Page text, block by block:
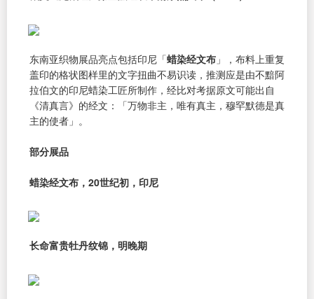
东南亚织物展品亮点包括印尼「蜡染经文布 」，布料上重复
盖印的格状图样里的文字扭曲不易识读，推测应是由不黯阿
拉伯文的印尼蜡染工匠所制作，经比对考据原文可能出自
《清真言》的经文：「万物非主，唯有真主，穆罕默德是真
主的使者」。
部分展品
蜡染经文布，20世纪初，印尼
长命富贵牡丹纹锦，明晚期